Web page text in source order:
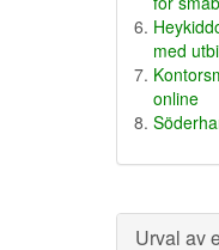
med
online
Urval av